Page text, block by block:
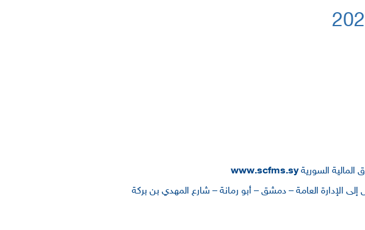
المالية السوريةwww.scfms.sy
الإدارة العامة – دمشق – أبو رمانة – شارع المهدي بن بركة